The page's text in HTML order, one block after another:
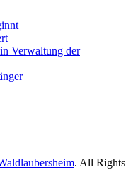
Verwaltung der
. All Rights